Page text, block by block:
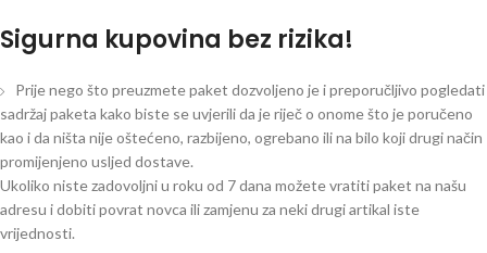
Sigurna kupovina bez rizika!
Prije nego što preuzmete paket dozvoljeno je i preporučljivo pogledati
sadržaj paketa kako biste se uvjerili da je riječ o onome što je poručeno
kao i da ništa nije oštećeno, razbijeno, ogrebano ili na bilo koji drugi način
promijenjeno usljed dostave.
Ukoliko niste zadovoljni u roku od 7 dana možete vratiti paket na našu
adresu i dobiti povrat novca ili zamjenu za neki drugi artikal iste
vrijednosti.